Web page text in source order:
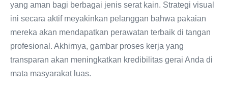
yang aman bagi berbagai jenis serat kain. Strategi visual
ini secara aktif meyakinkan pelanggan bahwa pakaian
mereka akan mendapatkan perawatan terbaik di tangan
profesional. Akhirnya, gambar proses kerja yang
transparan akan meningkatkan kredibilitas gerai Anda di
mata masyarakat luas.